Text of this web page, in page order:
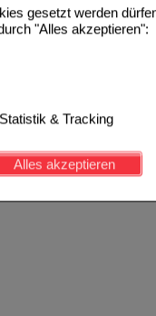
gesetzt werden
"Alles akzeptieren":
um Cookies, die für die
weshalb
Einkaufserlebnis noch
oder unsere
zu betreiben.
für Sie optimieren
für Sie zu gestalten.
Statistik & Tracking
Alles akzeptieren